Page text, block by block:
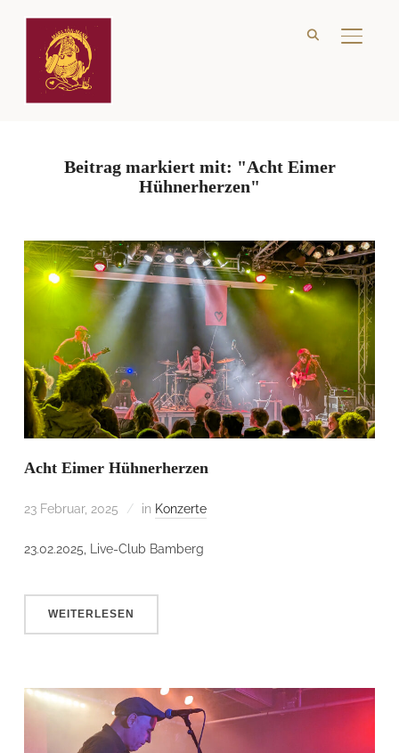
Beitrag markiert mit: "Acht Eimer
Hühnerherzen"
Acht Eimer Hühnerherzen
23 Februar, 2025 in Konzerte
23.02.2025, Live-Club Bamberg
WEITERLESEN